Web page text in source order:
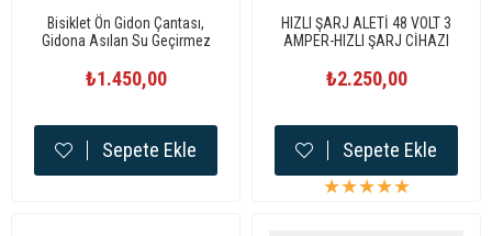
Bisiklet Ön Gidon Çantası,
Gidona Asılan Su Geçirmez
₺1.450,00
Sepete Ekle
HIZLI ŞARJ ALETİ 48 VOLT 3
AMPER-HIZLI ŞARJ CİHAZI
★★★★★
₺2.250,00
Sepete Ekle